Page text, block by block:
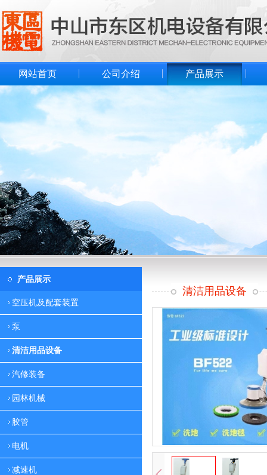
网站首页 公司介绍 产品展示
产品展示
空压机及配套装置
泵
清洁用品设备
汽修装备
园林机械
胶管
电机
减速机
清洁用品设备